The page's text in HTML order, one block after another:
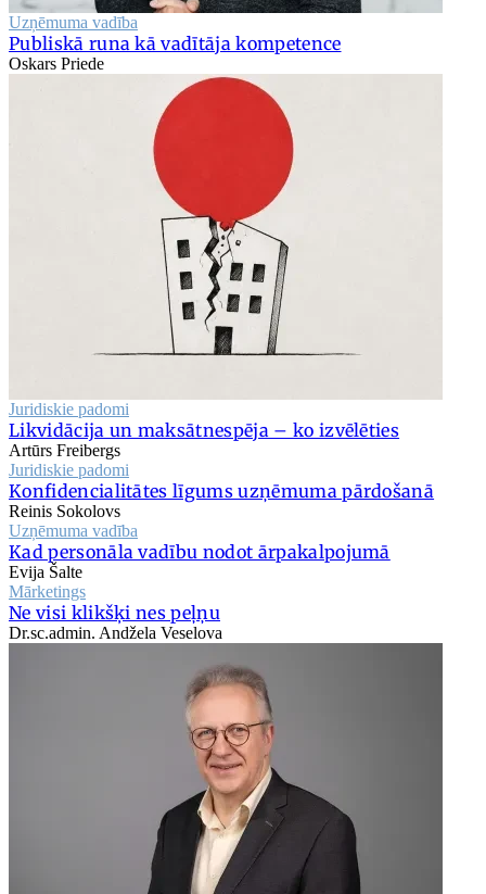
Uzņēmuma vadība
Publiskā runa kā vadītāja kompetence
Oskars Priede
Juridiskie padomi
Likvidācija un maksātnespēja – ko izvēlēties
Artūrs Freibergs
Juridiskie padomi
Konfidencialitātes līgums uzņēmuma pārdošanā
Reinis Sokolovs
Uzņēmuma vadība
Kad personāla vadību nodot ārpakalpojumā
Evija Šalte
Mārketings
Ne visi klikšķi nes peļņu
Dr.sc.admin. Andžela Veselova